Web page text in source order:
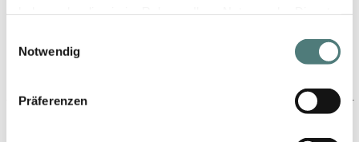
Notwendig
Präferenzen